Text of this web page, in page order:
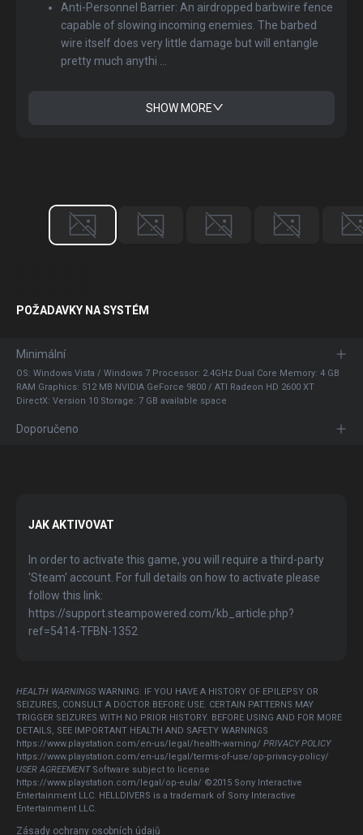
Anti-Personnel Barrier: An airdropped barbwire fence
capable of slowing incoming enemies. The barbed
wire itself does very little damage but will entangle
pretty much anythi ...
SHOW MORE
POŽADAVKY NA SYSTÉM
Minimální
OS: Windows Vista / Windows 7 Processor: 2.4GHz Dual Core Memory: 4 GB
RAM Graphics: 512 MB NVIDIA GeForce 9800 / ATI Radeon HD 2600 XT
DirectX: Version 10 Storage: 7 GB available space
Doporučeno
JAK AKTIVOVAT
In order to activate this game, you will require a third-party
'Steam' account. For full details on how to activate please
follow this link:
https://support.steampowered.com/kb_article.php?
ref=5414-TFBN-1352
HEALTH WARNINGS WARNING: IF YOU HAVE A HISTORY OF EPILEPSY OR
SEIZURES, CONSULT A DOCTOR BEFORE USE. CERTAIN PATTERNS MAY
TRIGGER SEIZURES WITH NO PRIOR HISTORY. BEFORE USING AND FOR MORE
DETAILS, SEE IMPORTANT HEALTH AND SAFETY WARNINGS
https://www.playstation.com/en-us/legal/health-warning/ PRIVACY POLICY
https://www.playstation.com/en-us/legal/terms-of-use/op-privacy-policy/
USER AGREEMENTSoftware subject to license
https://www.playstation.com/legal/op-eula/ ©2015 Sony Interactive
Entertainment LLC. HELLDIVERS is a trademark of Sony Interactive
Entertainment LLC.
Zásady ochrany osobních údajů